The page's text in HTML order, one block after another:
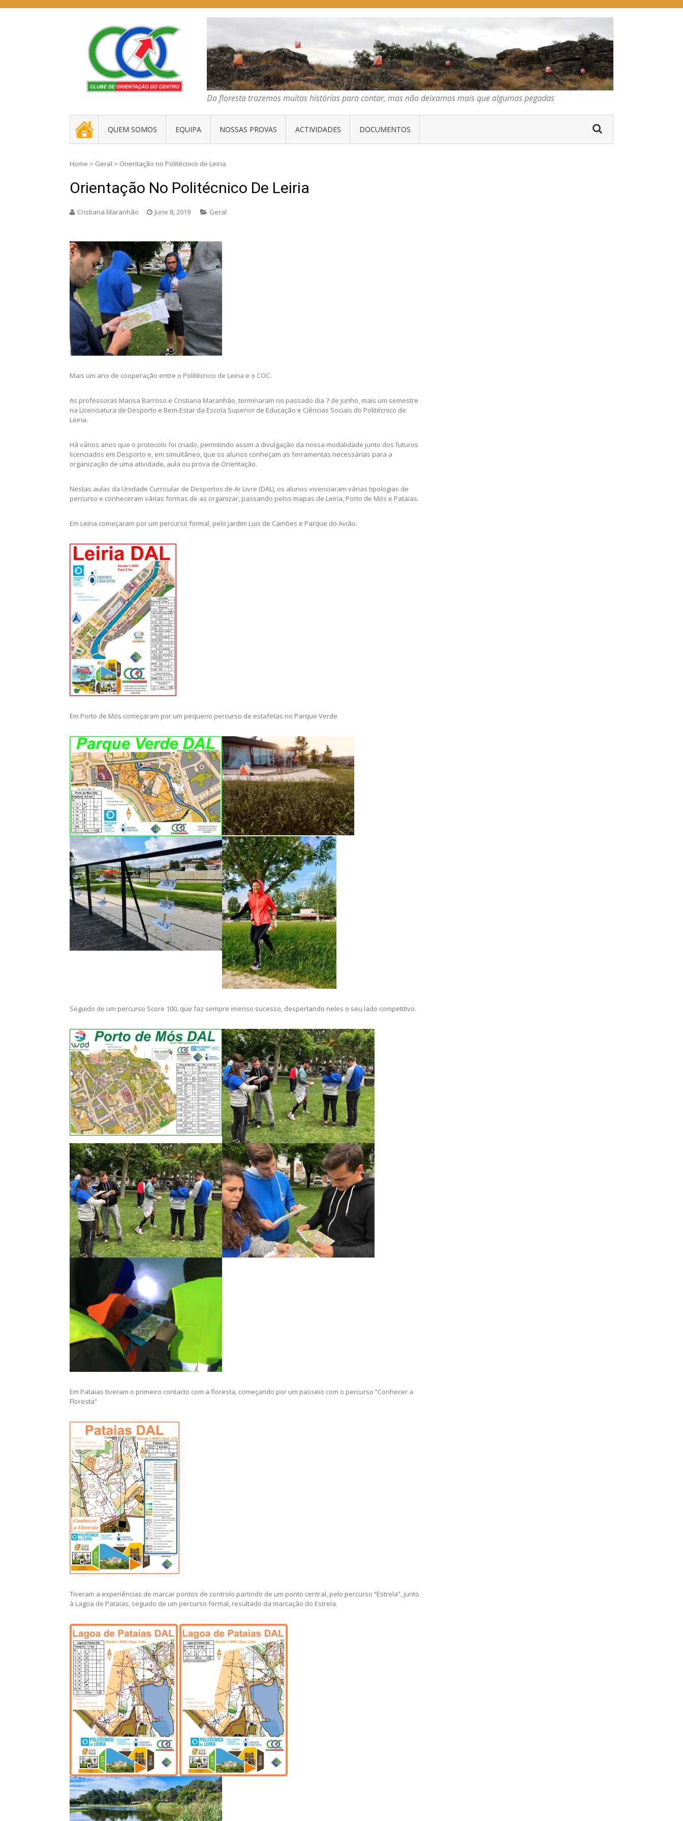
COC – CLUBE DE ORIENTAÇÃO DO CENTRO
Da floresta trazemos muitas histórias para contar, mas não deixamos mais que algumas pegadas
Da floresta trazemos muitas histórias para contar, mas não deixamos mais que algumas pegadas
. _ . QUEM SOMOS EQUIPA NOSSAS PROVAS ACTIVIDADES DOCUMENTOS
Home > Geral > Orientação no Politécnico de Leiria
Orientação No Politécnico De Leiria
Cristiana Maranhão June 8, 2019 Geral
Mais um ano de cooperação entre o Politécnico de Leiria e o COC.
As professoras Marisa Barroso e Cristiana Maranhão, terminaram no passado dia 7 de junho, mais um semestre
na Licenciatura de Desporto e Bem-Estar da Escola Superior de Educação e Ciências Sociais do Politécnico de
Leiria.
Há vários anos que o protocolo foi criado, permitindo assim a divulgação da nossa modalidade junto dos futuros
licenciados em Desporto e, em simultâneo, que os alunos conheçam as ferramentas necessárias para a
organização de uma atividade, aula ou prova de Orientação.
Nestas aulas da Unidade Curricular de Desportos de Ar Livre (DAL), os alunos vivenciaram várias tipologias de
percurso e conheceram várias formas de as organizar, passando pelos mapas de Leiria, Porto de Mós e Pataias.
Em Leiria começaram por um percurso formal, pelo jardim Luis de Camões e Parque do Avião.
Em Porto de Mós começaram por um pequeno percurso de estafetas no Parque Verde
Seguido de um percurso Score 100, que faz sempre imenso sucesso, despertando neles o seu lado competitivo.
Em Pataias tiveram o primeiro contacto com a floresta, começando por um passeio com o percurso “Conhecer a
Floresta”
Tiveram a experiências de marcar pontos de controlo partindo de um ponto central, pelo percurso “Estrela”, junto
à Lagoa de Pataias, seguido de um percurso formal, resultado da marcação do Estrela.